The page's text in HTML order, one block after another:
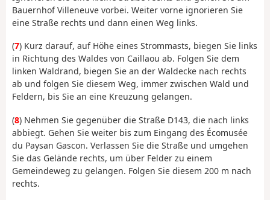
Bauernhof Villeneuve vorbei. Weiter vorne ignorieren Sie
eine Straße rechts und dann einen Weg links.
(7) Kurz darauf, auf Höhe eines Strommasts, biegen Sie links
in Richtung des Waldes von Caillaou ab. Folgen Sie dem
linken Waldrand, biegen Sie an der Waldecke nach rechts
ab und folgen Sie diesem Weg, immer zwischen Wald und
Feldern, bis Sie an eine Kreuzung gelangen.
(8) Nehmen Sie gegenüber die Straße D143, die nach links
abbiegt. Gehen Sie weiter bis zum Eingang des Écomusée
du Paysan Gascon. Verlassen Sie die Straße und umgehen
Sie das Gelände rechts, um über Felder zu einem
Gemeindeweg zu gelangen. Folgen Sie diesem 200 m nach
rechts.